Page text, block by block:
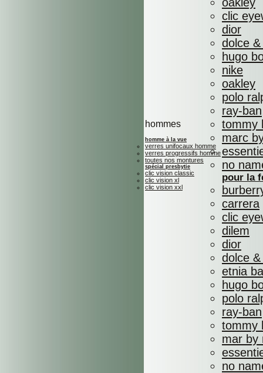
hommes
homme à la vue
verres unifocaux homme
verres progressifs homme
toutes nos montures
spécial presbytie
clic vision classic
clic vision xl
clic vision xxl
clic
dior
dolce
hugo
nike
oakley
polo
ray-ban
tommy
marc
no
pour la
carrera
clic
dilem
dior
dolce
etnia
hugo
polo
ray-ban
tommy
mar by
no